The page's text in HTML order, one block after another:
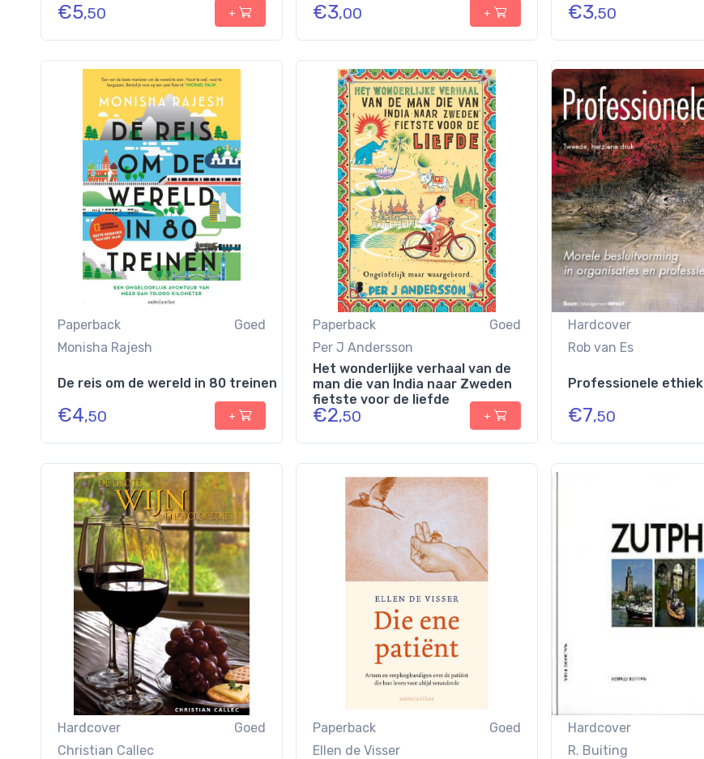
€5,50 + €3,00 + €3,50
Paperback
Goed
Monisha Rajesh
De reis om de wereld in 80 treinen
€4,50 +
Paperback
Goed
Per J Andersson
Het wonderlijke verhaal van de
man die van India naar Zweden
fietste voor de liefde
€2,50 +
Hardcover
Rob van Es
Professionele ethiek
€7,50
Hardcover
Goed
Christian Callec
Paperback
Goed
Ellen de Visser
Hardcover
R. Buiting